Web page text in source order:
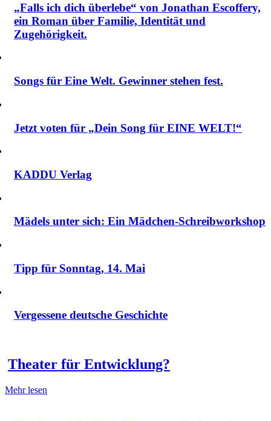
„Falls ich dich überlebe“ von Jonathan Escoffery,
ein Roman über Familie, Identität und
Zugehörigkeit.
Songs für Eine Welt. Gewinner stehen fest.
Jetzt voten für „Dein Song für EINE WELT!“
KADDU Verlag
Mädels unter sich: Ein Mädchen-Schreibworkshop
Tipp für Sonntag, 14. Mai
Vergessene deutsche Geschichte
Theater für Entwicklung?
Mehr lesen